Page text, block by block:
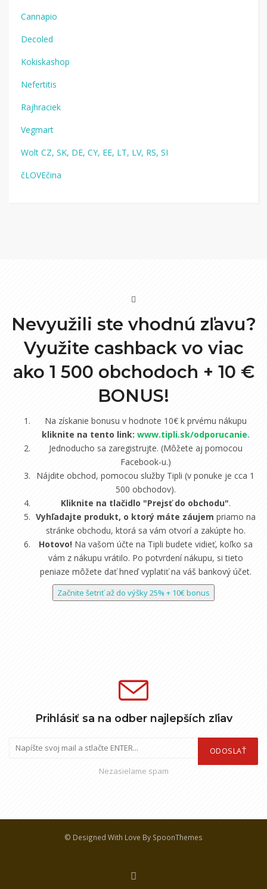
Cannapio
Decoled
Kokiskashop
Nefertitis
Rajhraciek
Vegmart
Wolt CZ, SK, DE, CY, EE, LT, LV, RS, SI
čLOVEčina
Nevyužili ste vhodnú zľavu?
Využite cashback vo viac
ako 1 500 obchodoch + 10 €
BONUS!
Na získanie bonusu v hodnote 10€ k prvému nákupu
kliknite na tento link: www.tipli.sk/odporucanie.
Jednoducho sa zaregistrujte. (Môžete aj pomocou
Facebook-u.)
Nájdite obchod, pomocou služby Tipli (v ponuke je cca 1
500 obchodov).
Kliknite na tlačidlo "Prejsť do obchodu".
Vyhľadajte produkt, o ktorý máte záujem priamo na
stránke obchodu, ktorá sa vám otvorí a zakúpte ho.
Hotovo! Na vašom účte na Tipli budete vidieť, koľko sa
vám z nákupu vrátilo. Po potvrdení nákupu, si tieto
peniaze môžete dať hneď vyplatiť na váš bankový účet.
Začnite šetriť až do výšky 25% + 10€ bonus
Prihlásiť sa na odber najlepších zľiav
ODOSLAŤ
Nezasielame spam
© Designed With Love By SpoonThemes